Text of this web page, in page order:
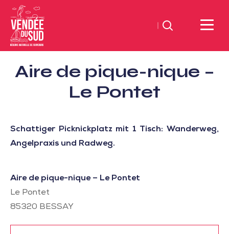
Sud
Vendée
Küste
Suchen
Aire de pique-nique –
Le Pontet
Schattiger Picknickplatz mit 1 Tisch: Wanderweg,
Angelpraxis und Radweg.
Aire de pique-nique – Le Pontet
Le Pontet
85320 BESSAY